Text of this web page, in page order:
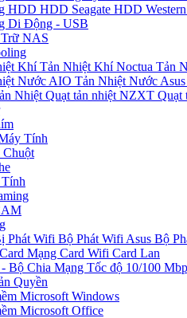
HDD HDD Seagate HDD
Di Động - USB
NAS
KhíTản Nhiệt Khí Noctua Tản
Nước AIO Tản Nhiệt Nước Asus
Nhiệt Quạt tản nhiệt NZXT Quạt
Tính
Phát Wifi Bộ Phát Wifi Asus Bộ
Mạng Card Wifi Card Lan
Bộ Chia Mạng Tốc độ 10/100
Quyền
Microsoft Windows
Microsoft Office